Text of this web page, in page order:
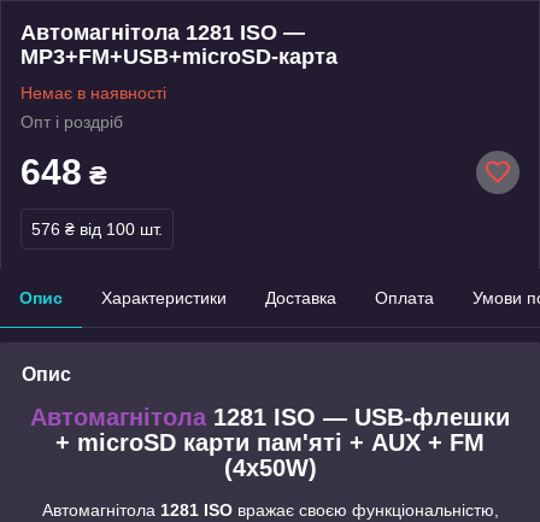
Автомагнітола 1281 ISO —
MP3+FM+USB+microSD-карта
Немає в наявності
Опт і роздріб
648 ₴
576 ₴ від 100 шт.
Опис Характеристики Доставка Оплата Умови
Опис
Автомагнітола 1281 ISO ― USB-флешки
+ microSD карти пам'яті + AUX + FM
(4x50W)
Автомагнітола 1281 ISO вражає своєю функціональністю,